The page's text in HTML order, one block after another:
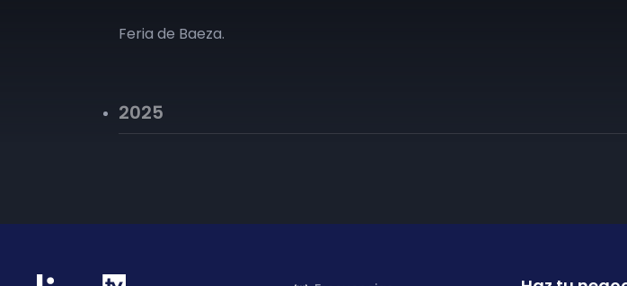
Feria de Baeza.
2025